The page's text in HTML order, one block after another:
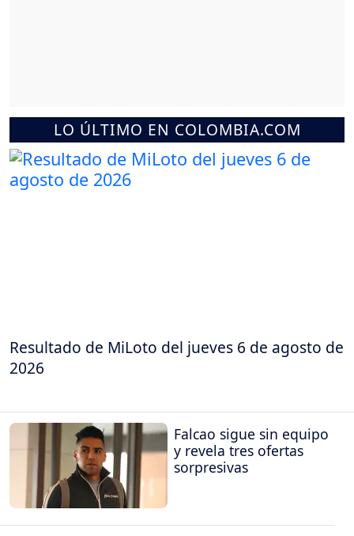
LO ÚLTIMO EN COLOMBIA.COM
Resultado de MiLoto del jueves 6 de agosto de
2026
Falcao sigue sin equipo
y revela tres ofertas
sorpresivas